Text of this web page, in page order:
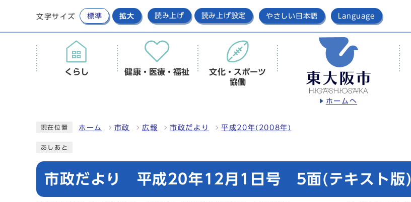
文字サイズ 標準 拡大 読み上げ 読み上げ設定 やさしい日本語 Language
ホームへ
くらし 健康・医療・福祉
文化・スポーツ
協働
現在位置 ホーム 市政 広報 市政だより 平成20年(2008年)
あしあと
市政だより 平成20年12月1日号 5面(テキスト版)